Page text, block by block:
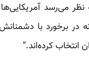
می‌رسد
در برخورد با
انتخاب کرده‌اند.”